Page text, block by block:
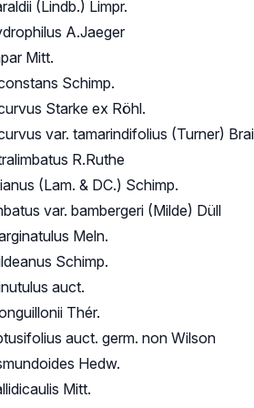
(Lindb.) Limpr.
A.Jaeger
Mitt.
Schimp.
Starke ex Röhl.
var. tamarindifolius (Turner)
R.Ruthe
(Lam. & DC.) Schimp.
var. bambergeri (Milde) Düll
Meln.
Schimp.
auct.
Thér.
auct. germ. non Wilson
Hedw.
Mitt.